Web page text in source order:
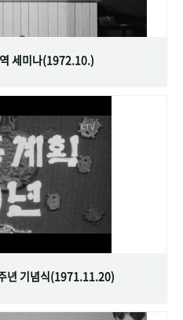
세미나(1972.10.)
년 기념식(1971.11.20)